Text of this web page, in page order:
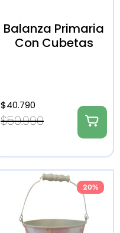
Balanza Primaria
Con Cubetas
$50.990
$40.790
20%